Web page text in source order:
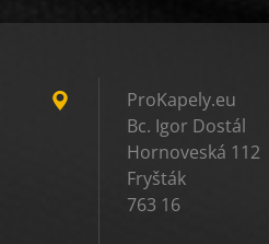
ProKapely.eu
Bc. Igor Dostál
Hornoveská 112
Fryšták
763 16